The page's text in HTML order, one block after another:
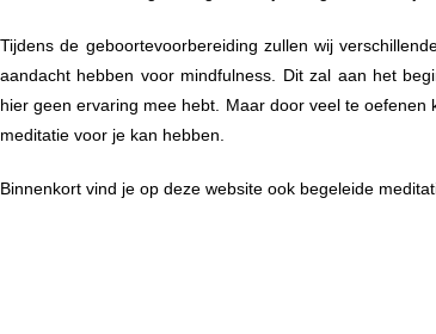
Tijdens de geboortevoorbereiding zullen wij
aandacht hebben voor mindfulness. Dit zal aan het
hier geen ervaring mee hebt. Maar door veel te
meditatie voor je kan hebben.
Binnenkort vind je op deze website ook begeleide